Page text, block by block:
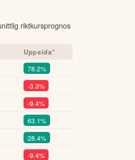
riktkursprognos
Uppsida*
78.2%
-3.3%
-9.4%
63.1%
28.4%
-9.4%